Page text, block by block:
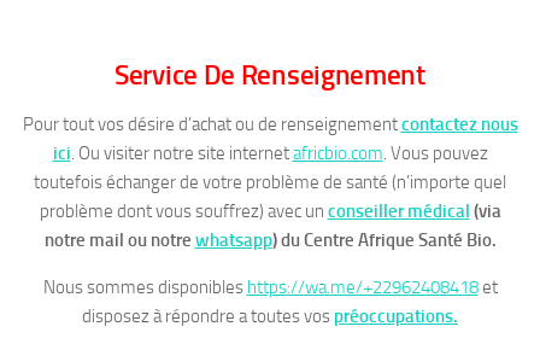
Service De Renseignement
Pour tout vos désire d’achat ou de renseignementcontactez nous
ici. Ou visiter notre site internetafricbio.com. Vous pouvez
toutefois échanger de votre problème de santé (n’importe quel
problème dont vous souffrez) avec un conseiller médical (via
notre mail ou notre whatsapp)du Centre Afrique Santé Bio.
Nous sommes disponibles https://wa.me/+22962408418et
disposez à répondre a toutes vos préoccupations.